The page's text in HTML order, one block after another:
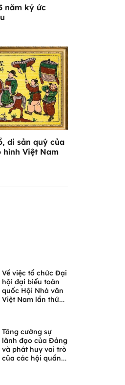
năm ký ức
di sản quý của
hình Việt Nam
Về việc tổ chức Đại
hội đại biểu toàn
quốc Hội Nhà văn
Việt Nam lần thứ
Tăng cường sự
lãnh đạo của Đảng
và phát huy vai trò
của các hội quần